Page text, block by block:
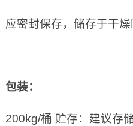
应密封保存，储存于干燥
包装：
200kg/桶 贮存：建议存